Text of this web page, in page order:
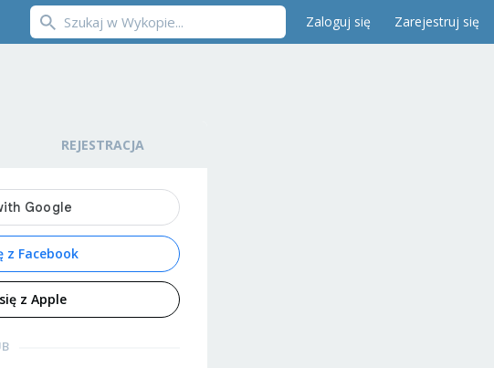
Zaloguj się Zarejestruj się
REJESTRACJA
z Facebook
z Apple